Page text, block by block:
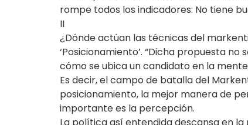
rompe todos los indicadores: No tiene
II
¿Dónde actúan las técnicas del
‘Posicionamiento’. “Dicha propuesta
cómo se ubica un candidato en la
Es decir, el campo de batalla del
posicionamiento, la mejor manera de
importante es la percepción.
La política así entendida descansa en